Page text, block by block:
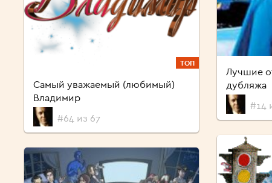
ТОП
Самый уважаемый (любимый)
Владимир
#64 из 67
Лучшие
дубляжа
#14